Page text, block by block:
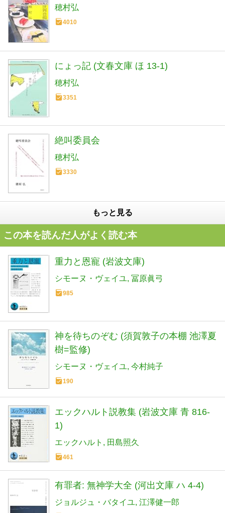
穂村弘
4010
にょっ記 (文春文庫 ほ 13-1)
穂村弘
3351
絶叫委員会
穂村弘
3330
もっと見る
この本を読んだ人がよく読む本
重力と恩寵 (岩波文庫)
シモーヌ・ヴェイユ 冨原眞弓
985
神を待ちのぞむ (須賀敦子の本棚 池澤夏
樹=監修)
シモーヌ・ヴェイユ 今村純子
190
エックハルト説教集 (岩波文庫 青 816-
1)
エックハルト 田島照久
461
有罪者: 無神学大全 (河出文庫 ハ 4-4)
ジョルジュ・バタイユ 江澤健一郎